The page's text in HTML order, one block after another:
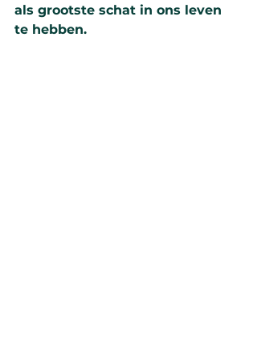
als grootste schat in ons leven
te hebben.